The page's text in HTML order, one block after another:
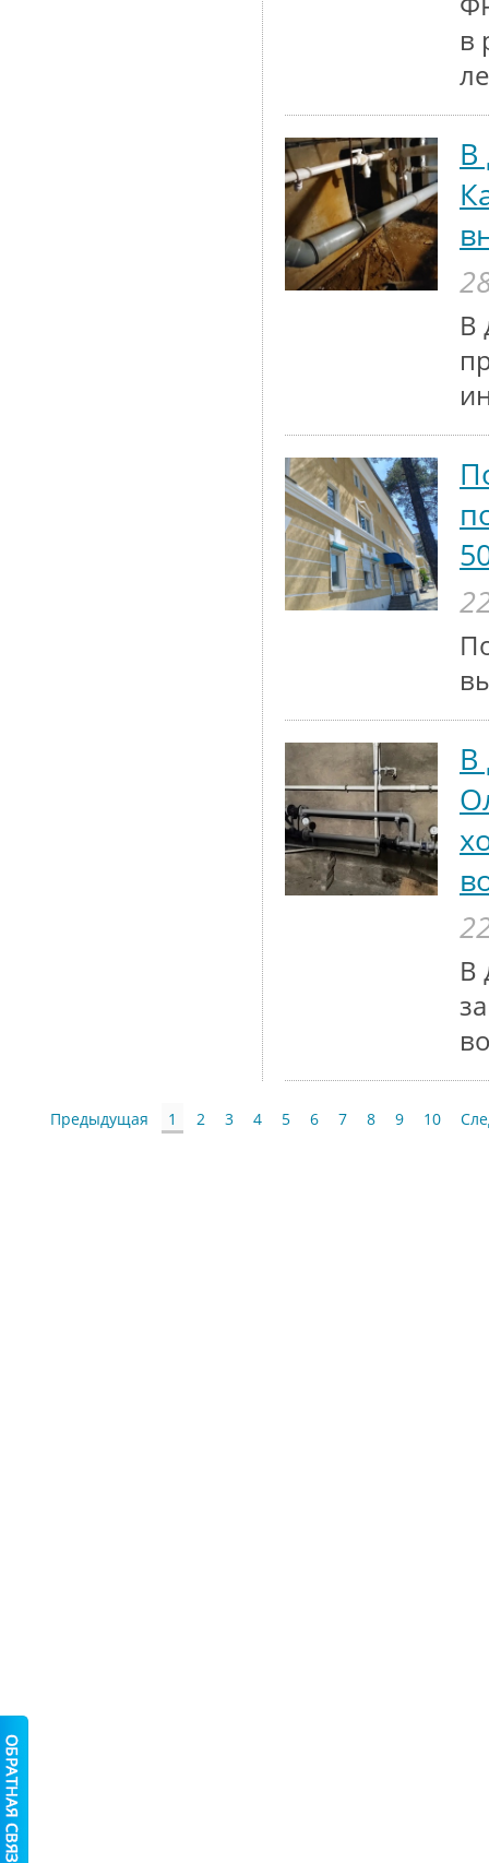
в
В
В
В
В
Предыдущая 1 2 3 4 5 6 7 8 9 10